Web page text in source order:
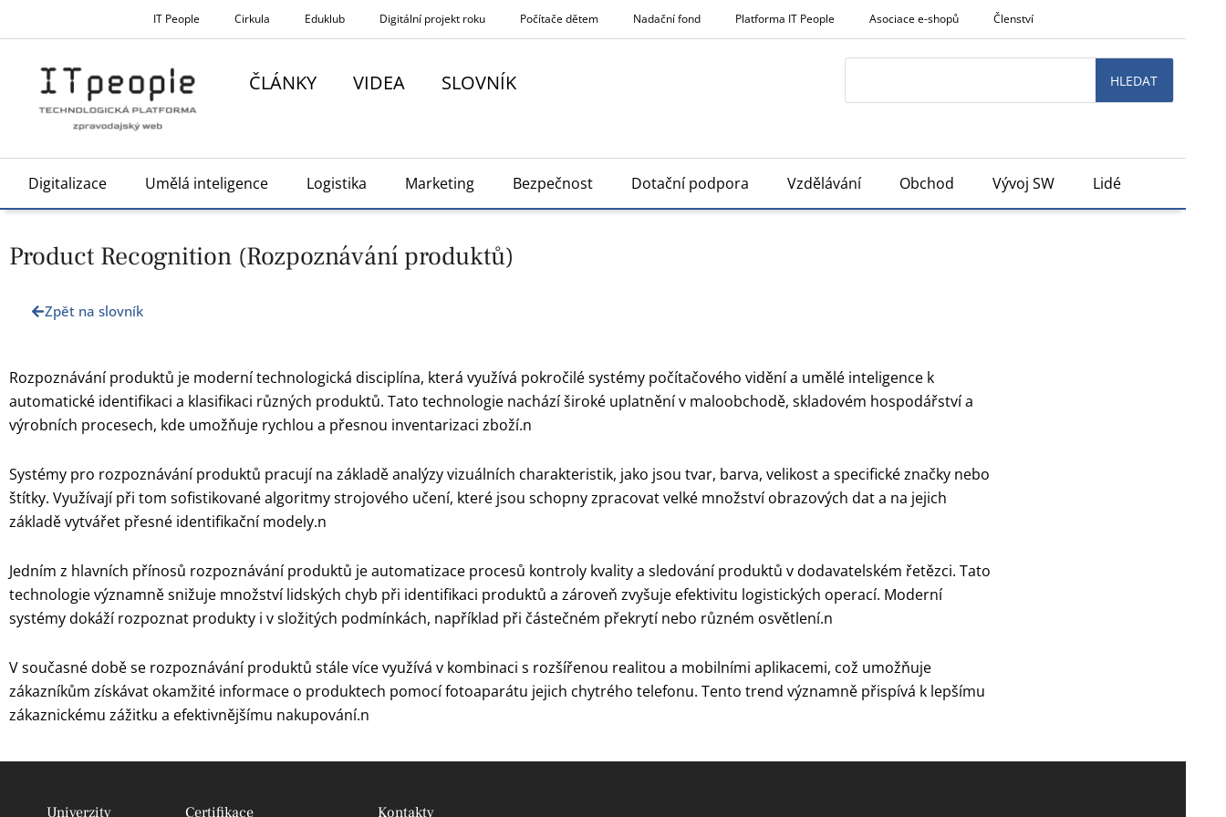
na
IT People Cirkula Eduklub Digitální projekt roku Počítače dětem Nadační fond Platforma IT People Asociace e-shopů Členství
ČLÁNKY VIDEA SLOVNÍK HLEDAT
Digitalizace Umělá inteligence Logistika Marketing Bezpečnost Dotační podpora Vzdělávání Obchod Vývoj SW Lidé
Product Recognition (Rozpoznávání produktů)
Zpět na slovník
Rozpoznávání produktů je moderní technologická disciplína, která využívá pokročilé systémy počítačového vidění a umělé inteligence k
automatické identifikaci a klasifikaci různých produktů. Tato technologie nachází široké uplatnění v maloobchodě, skladovém hospodářství a
výrobních procesech, kde umožňuje rychlou a přesnou inventarizaci zboží.n
Systémy pro rozpoznávání produktů pracují na základě analýzy vizuálních charakteristik, jako jsou tvar, barva, velikost a specifické značky nebo
štítky. Využívají při tom sofistikované algoritmy strojového učení, které jsou schopny zpracovat velké množství obrazových dat a na jejich
základě vytvářet přesné identifikační modely.n
Jedním z hlavních přínosů rozpoznávání produktů je automatizace procesů kontroly kvality a sledování produktů v dodavatelském řetězci. Tato
technologie významně snižuje množství lidských chyb při identifikaci produktů a zároveň zvyšuje efektivitu logistických operací. Moderní
systémy dokáží rozpoznat produkty i v složitých podmínkách, například při částečném překrytí nebo různém osvětlení.n
V současné době se rozpoznávání produktů stále více využívá v kombinaci s rozšířenou realitou a mobilními aplikacemi, což umožňuje
zákazníkům získávat okamžité informace o produktech pomocí fotoaparátu jejich chytrého telefonu. Tento trend významně přispívá k lepšímu
zákaznickému zážitku a efektivnějšímu nakupování.n
Univerzity Certifikace Kontakty